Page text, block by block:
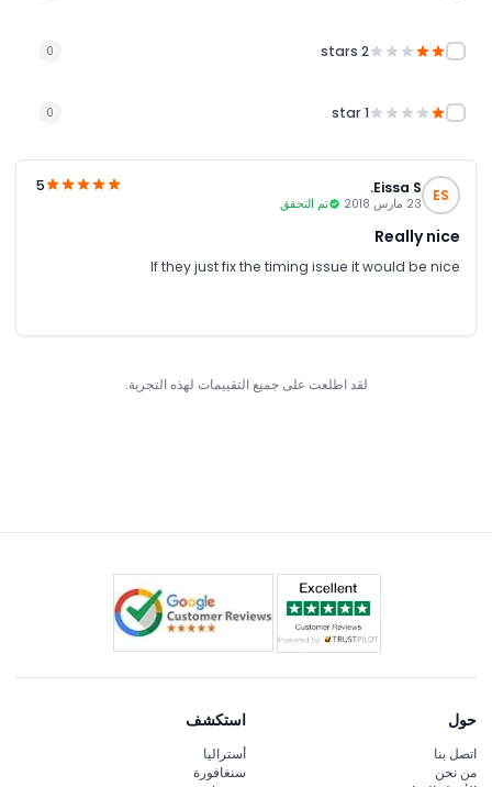
2 stars
0
1 star
0
ES
Eissa S.
23 مارس 2018 تم التحقق
5
Really nice
If they just fix the timing issue it would be nice
لقد اطلعت على جميع التقييمات لهذه التجربة.
حول
اتصل بنا
من نحن
استكشف
أستراليا
سنغافورة